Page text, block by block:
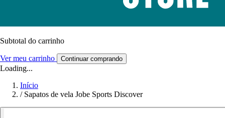
Subtotal do carrinho
Ver meu carrinho Continuar comprando
Loading...
Início
/ Sapatos de vela Jobe Sports Discover